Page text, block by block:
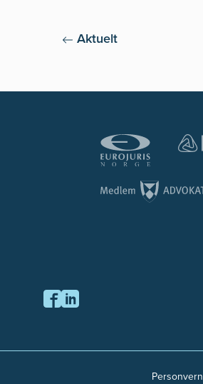
Aktuelt